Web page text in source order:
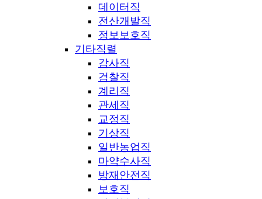
데이터직
전산개발직
정보보호직
기타직렬
감사직
검찰직
계리직
관세직
교정직
기상직
일반농업직
마약수사직
방재안전직
보호직